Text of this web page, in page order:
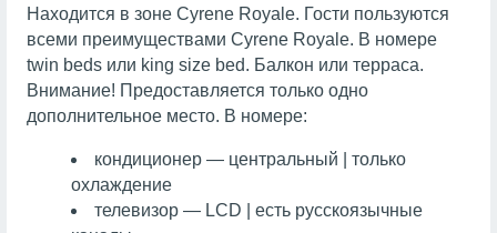
Находится в зоне Cyrene Royale. Гости пользуются
всеми преимуществами Cyrene Royale. В номере
twin beds или king size bed. Балкон или терраса.
Внимание! Предоставляется только одно
дополнительное место. В номере:
кондиционер — центральный | только
охлаждение
телевизор — LCD | есть русскоязычные